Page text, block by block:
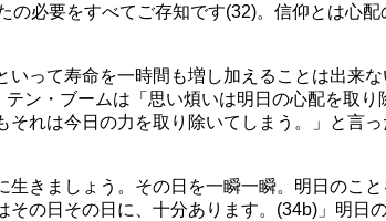
の必要をすべてご存知です(32)。信仰とは心配
いって寿命を一時間も増し加えることは出来
ン・ブームは「思い煩いは明日の心配を取り
それは今日の力を取り除いてしまう。」と言っ
生きましょう。その日を一瞬一瞬。明日のこと
その日その日に、十分あります。(34b)」明日